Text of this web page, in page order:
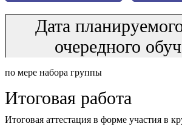
Дата
очередного
по мере набора группы
Итоговая работа
Итоговая аттестация в форме участия в